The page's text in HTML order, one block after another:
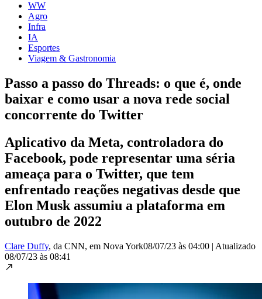
WW
Agro
Infra
IA
Esportes
Viagem & Gastronomia
Passo a passo do Threads: o que é, onde
baixar e como usar a nova rede social
concorrente do Twitter
Aplicativo da Meta, controladora do
Facebook, pode representar uma séria
ameaça para o Twitter, que tem
enfrentado reações negativas desde que
Elon Musk assumiu a plataforma em
outubro de 2022
Clare Duffy, da CNN, em Nova York08/07/23 às 04:00 | Atualizado
08/07/23 às 08:41